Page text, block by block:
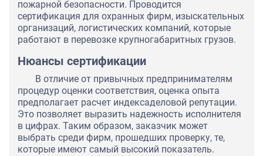
пожарной безопасности. Проводится
сертификация для охранных фирм, изыскательных
организаций, логистических компаний, которые
работают в перевозке крупногабаритных грузов.
Нюансы сертификации
В отличие от привычных предпринимателям
процедур оценки соответствия, оценка опыта
предполагает расчет индексаделовой репутации.
Это позволяет выразить надежность исполнителя
в цифрах. Таким образом, заказчик может
выбрать среди фирм, прошедших проверку, те,
которые имеют самый высокий показатель.